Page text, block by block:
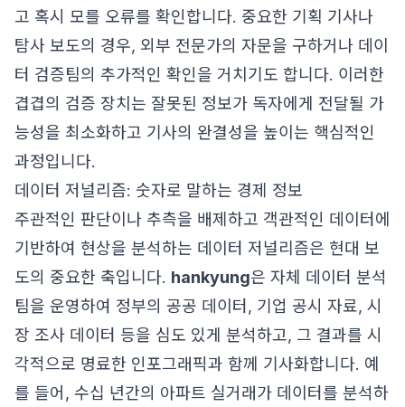
고 혹시 모를 오류를 확인합니다. 중요한 기획 기사나
탐사 보도의 경우, 외부 전문가의 자문을 구하거나 데이
터 검증팀의 추가적인 확인을 거치기도 합니다. 이러한
겹겹의 검증 장치는 잘못된 정보가 독자에게 전달될 가
능성을 최소화하고 기사의 완결성을 높이는 핵심적인
과정입니다.
데이터 저널리즘: 숫자로 말하는 경제 정보
주관적인 판단이나 추측을 배제하고 객관적인 데이터에
기반하여 현상을 분석하는 데이터 저널리즘은 현대 보
도의 중요한 축입니다. hankyung은 자체 데이터 분석
팀을 운영하여 정부의 공공 데이터, 기업 공시 자료, 시
장 조사 데이터 등을 심도 있게 분석하고, 그 결과를 시
각적으로 명료한 인포그래픽과 함께 기사화합니다. 예
를 들어, 수십 년간의 아파트 실거래가 데이터를 분석하